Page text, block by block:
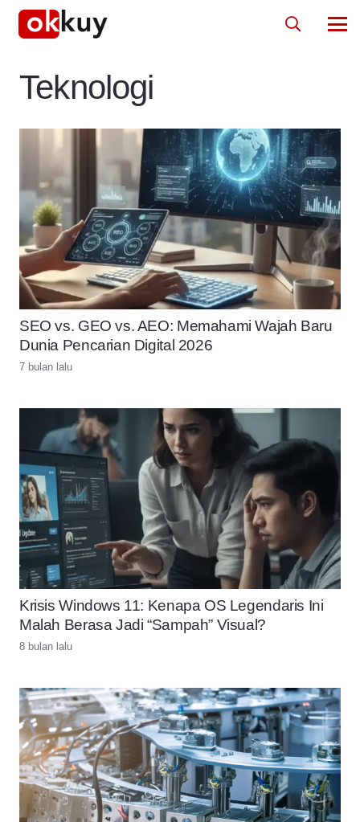
Teknologi
SEO vs. GEO vs. AEO: Memahami Wajah Baru
Dunia Pencarian Digital 2026
7 bulan lalu
Krisis Windows 11: Kenapa OS Legendaris Ini
Malah Berasa Jadi “Sampah” Visual?
8 bulan lalu